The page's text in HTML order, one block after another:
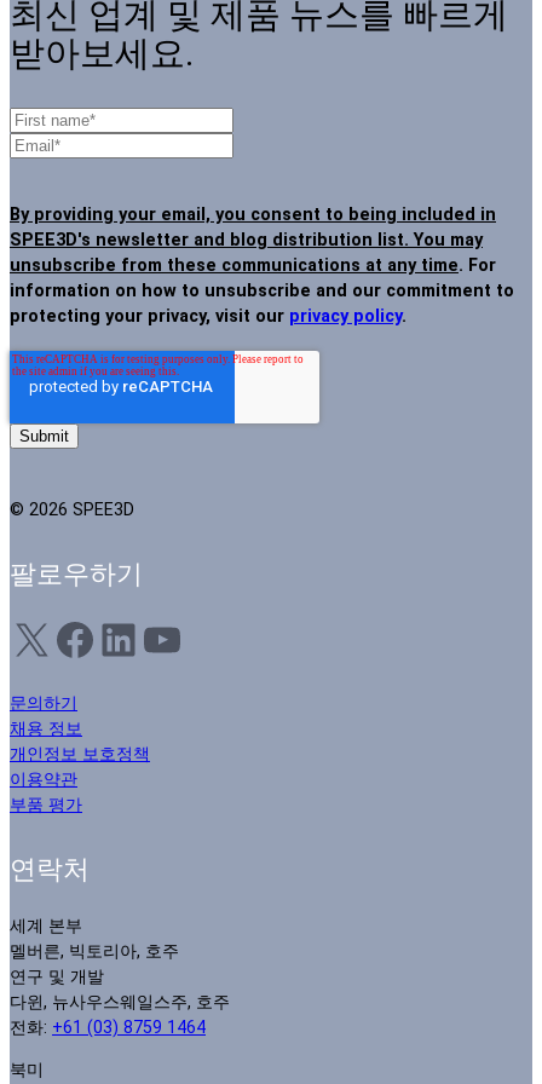
최신 업계 및 제품 뉴스를 빠르게
받아보세요.
By providing your email, you consent to being included in
SPEE3D's newsletter and blog distribution list. You may
unsubscribe from these communications at any time. For
information on how to unsubscribe and our commitment to
protecting your privacy, visit our privacy policy.
© 2026 SPEE3D
팔로우하기
X Facebook LinkedIn YouTube
문의하기
채용 정보
개인정보 보호정책
이용약관
부품 평가
연락처
세계 본부
멜버른, 빅토리아, 호주
연구 및 개발
다윈, 뉴사우스웨일스주, 호주
전화: +61 (03) 8759 1464
북미